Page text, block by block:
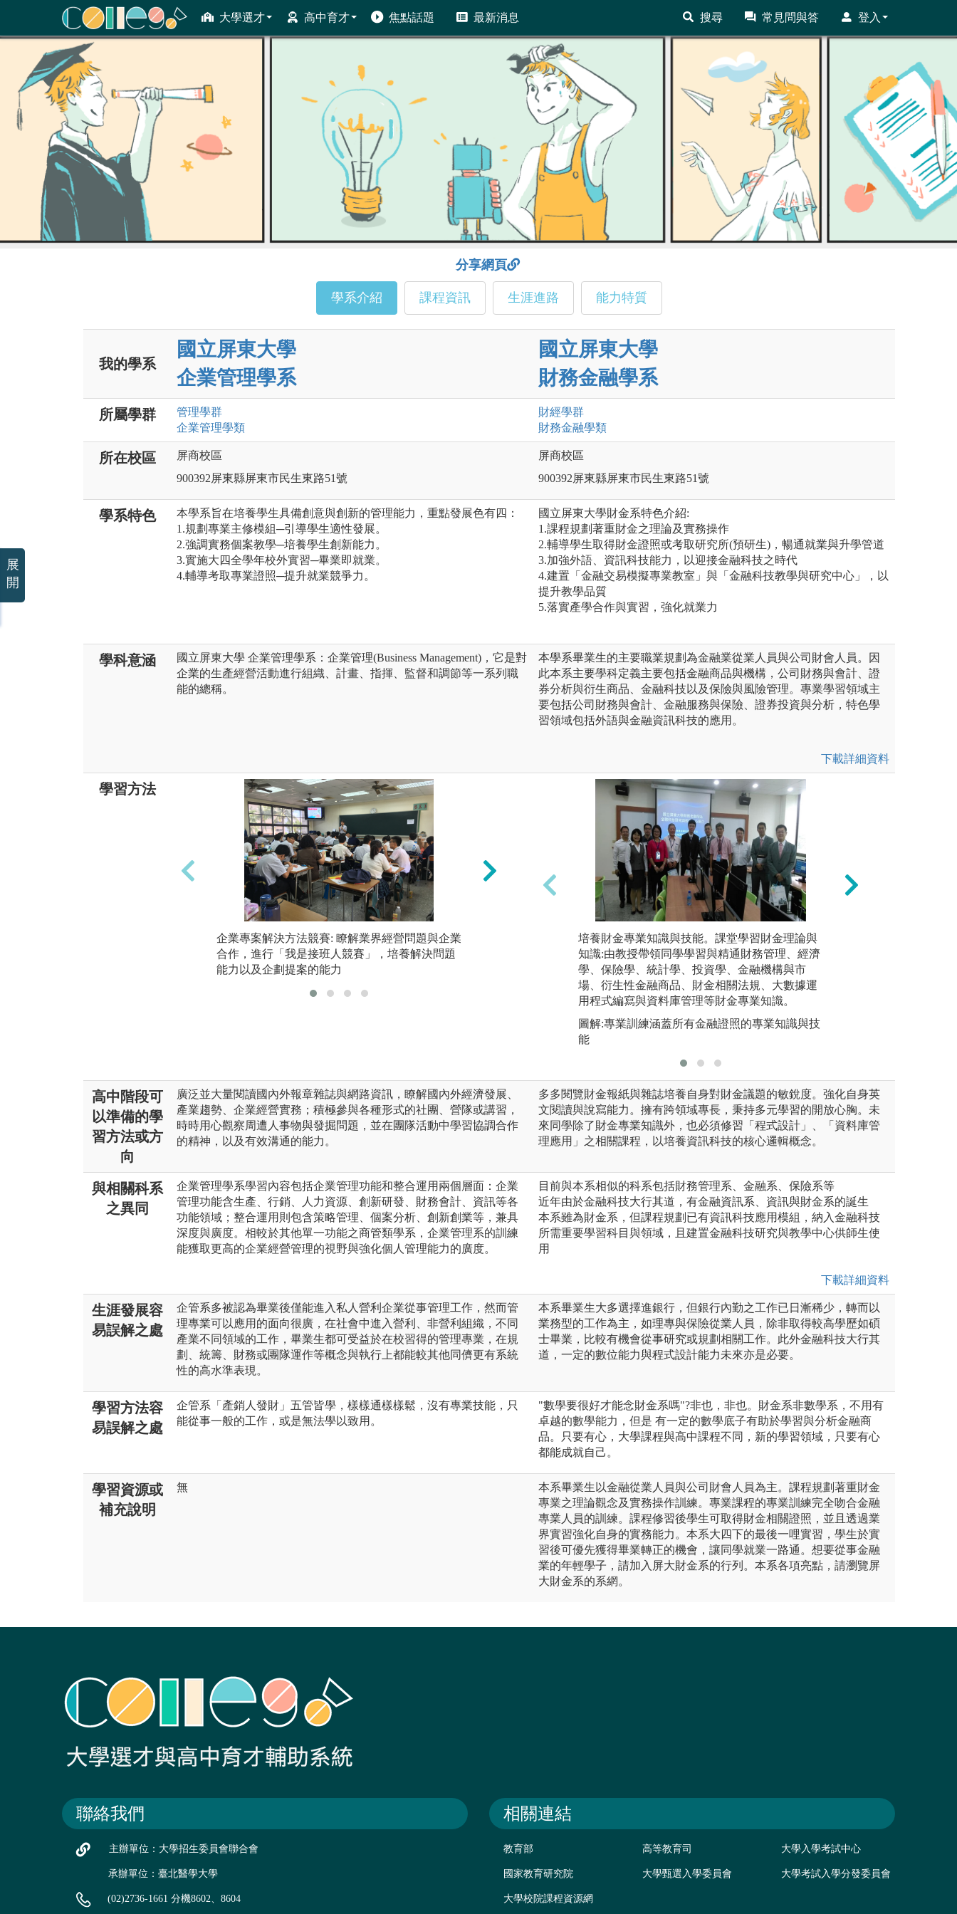
大學選才 高中育才 焦點話題 最新消息 搜尋 常見問與答 登入
ColleGo! 大學選才與高中育才輔助系統
分享網頁
學系介紹 課程資訊 生涯進路 能力特質
我的學系
國立屏東大學
企業管理學系
國立屏東大學
財務金融學系
所屬學群 管理學群
企業管理學類
財經學群
財務金融學類
所在校區
屏商校區
900392屏東縣屏東市民生東路51號
屏商校區
900392屏東縣屏東市民生東路51號
學系特色
本學系旨在培養學生具備創意與創新的管理能力，重點發展色有四：
1.規劃專業主修模組─引導學生適性發展。
2.強調實務個案教學─培養學生創新能力。
3.實施大四全學年校外實習─畢業即就業。
4.輔導考取專業證照─提升就業競爭力。
國立屏東大學財金系特色介紹:
1.課程規劃著重財金之理論及實務操作
2.輔導學生取得財金證照或考取研究所(預研生)，暢通就業與升學管道
3.加強外語、資訊科技能力，以迎接金融科技之時代
4.建置「金融交易模擬專業教室」與「金融科技教學與研究中心」，以
提升教學品質
5.落實產學合作與實習，強化就業力
學科意涵
國立屏東大學 企業管理學系：企業管理(Business Management)，它是對
企業的生產經營活動進行組織、計畫、指揮、監督和調節等一系列職
能的總稱。
本學系畢業生的主要職業規劃為金融業從業人員與公司財會人員。因
此本系主要學科定義主要包括金融商品與機構，公司財務與會計、證
券分析與衍生商品、金融科技以及保險與風險管理。專業學習領域主
要包括公司財務與會計、金融服務與保險、證券投資與分析，特色學
習領域包括外語與金融資訊科技的應用。
下載詳細資料
學習方法
企業專案解決方法競賽: 瞭解業界經營問題與企業
合作，進行「我是接班人競賽」，培養解決問題
能力以及企劃提案的能力
個案分析或研討: 針對國內外實務教學個案，學生
進行分組討論，培養分析解決問題、溝通協調、
團隊合作、責任心的能力。
培養財金專業知識與技能。課堂學習財金理論與
知識:由教授帶領同學學習與精通財務管理、經濟
學、保險學、統計學、投資學、金融機構與市
場、衍生性金融商品、財金相關法規、大數據運
用程式編寫與資料庫管理等財金專業知識。
圖解:專業訓練涵蓋所有金融證照的專業知識與技
能
高中階段可
以準備的學
習方法或方
向
廣泛並大量閱讀國內外報章雜誌與網路資訊，瞭解國內外經濟發展、
產業趨勢、企業經營實務；積極參與各種形式的社團、營隊或講習，
時時用心觀察周遭人事物與發掘問題，並在團隊活動中學習協調合作
的精神，以及有效溝通的能力。
多多閱覽財金報紙與雜誌培養自身對財金議題的敏銳度。強化自身英
文閱讀與說寫能力。擁有跨領域專長，秉持多元學習的開放心胸。未
來同學除了財金專業知識外，也必須修習「程式設計」、「資料庫管
理應用」之相關課程，以培養資訊科技的核心邏輯概念。
與相關科系
之異同
企業管理學系學習內容包括企業管理功能和整合運用兩個層面：企業
管理功能含生產、行銷、人力資源、創新研發、財務會計、資訊等各
功能領域；整合運用則包含策略管理、個案分析、創新創業等，兼具
深度與廣度。相較於其他單一功能之商管類學系，企業管理系的訓練
能獲取更高的企業經營管理的視野與強化個人管理能力的廣度。
目前與本系相似的科系包括財務管理系、金融系、保險系等
近年由於金融科技大行其道，有金融資訊系、資訊與財金系的誕生
本系雖為財金系，但課程規劃已有資訊科技應用模組，納入金融科技
所需重要學習科目與領域，且建置金融科技研究與教學中心供師生使
用
下載詳細資料
生涯發展容
易誤解之處
企管系多被認為畢業後僅能進入私人營利企業從事管理工作，然而管
理專業可以應用的面向很廣，在社會中進入營利、非營利組織，不同
產業不同領域的工作，畢業生都可受益於在校習得的管理專業，在規
劃、統籌、財務或團隊運作等概念與執行上都能較其他同儕更有系統
性的高水準表現。
本系畢業生大多選擇進銀行，但銀行內勤之工作已日漸稀少，轉而以
業務型的工作為主，如理專與保險從業人員，除非取得較高學歷如碩
士畢業，比較有機會從事研究或規劃相關工作。此外金融科技大行其
道，一定的數位能力與程式設計能力未來亦是必要。
學習方法容
易誤解之處
企管系「產銷人發財」五管皆學，樣樣通樣樣鬆，沒有專業技能，只
能從事一般的工作，或是無法學以致用。
"數學要很好才能念財金系嗎"?非也，非也。財金系非數學系，不用有
卓越的數學能力，但是 有一定的數學底子有助於學習與分析金融商
品。只要有心，大學課程與高中課程不同，新的學習領域，只要有心
都能成就自己。
學習資源或
補充說明
無
本系畢業生以金融從業人員與公司財會人員為主。課程規劃著重財金
專業之理論觀念及實務操作訓練。專業課程的專業訓練完全吻合金融
專業人員的訓練。課程修習後學生可取得財金相關證照，並且透過業
界實習強化自身的實務能力。本系大四下的最後一哩實習，學生於實
習後可優先獲得畢業轉正的機會，讓同學就業一路通。想要從事金融
業的年輕學子，請加入屏大財金系的行列。本系各項亮點，請瀏覽屏
大財金系的系網。
聯絡我們
主辦單位：大學招生委員會聯合會
承辦單位：臺北醫學大學
(02)2736-1661 分機8602、8604
相關連結
教育部 高等教育司 大學入學考試中心
國家教育研究院 大學甄選入學委員會 大學考試入學分發委員會
大學校院課程資源網
展
開